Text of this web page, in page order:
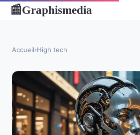
📰Graphismedia
Accueil›High tech